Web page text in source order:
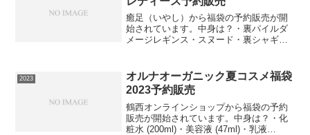
癒足（いやし）から福袋の予約販売が開
始されています。中身は？・裏パイルダ
メージレギンス・スヌード・裏シャギー
足限定！あったか系アイテムが5点入って
2,022円！⇒福...
2023
オルナオーガニック夏コスメ福袋
2023予約販売
鶴西オンラインショップから福袋の予約
販売が開始されています。中身は？・化
粧水 (200ml)・美容液 (47ml)・乳液